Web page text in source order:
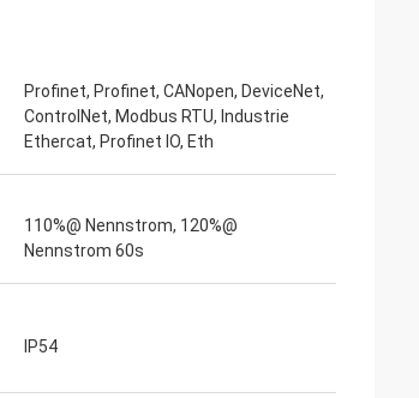
hervorragendes Preis-Leistungs-
Verhältnis und ein zuverlässiger Partner
für Industriekomponenten.
Profinet, Profinet, CANopen, DeviceNet,
ControlNet, Modbus RTU, Industrie
Ethercat, Profinet IO, Eth
110%@ Nennstrom, 120%@
Nennstrom 60s
IP54